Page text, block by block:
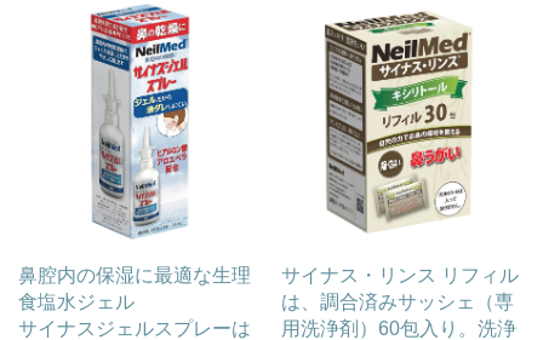
鼻腔内の保湿に最適な生理
食塩水ジェル
サイナスジェルスプレーは
サイナス・リンス リフィル
は、調合済みサッシェ（専
用洗浄剤）60包入り。洗浄